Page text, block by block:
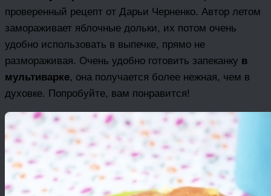
проверенный рецепт от Дарьи Черненко. Автор летом
замораживает яблочные дольки, их потом очень
удобно использовать в выпечке, прямо не
размораживая. Очень удобно готовить запеканку в
мультиварке, она получается более нежная, чем в
духовке. Попробуйте, вам понравится!